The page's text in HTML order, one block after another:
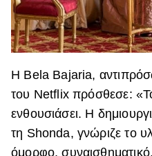
Η Bela Bajaria,
του Netflix πρόσθεσε:
ενθουσιάσει. Η
τη Shonda, γνώριζε το
όμορφο,